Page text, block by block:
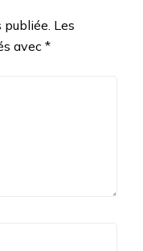
publiée. Les
avec *